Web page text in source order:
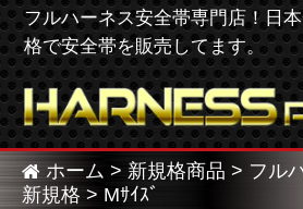
フルハーネス安全帯専門店！日
格で安全帯を販売してます。
ホーム > 新規格商品 > フル
新規格 > Mｻｲｽﾞ